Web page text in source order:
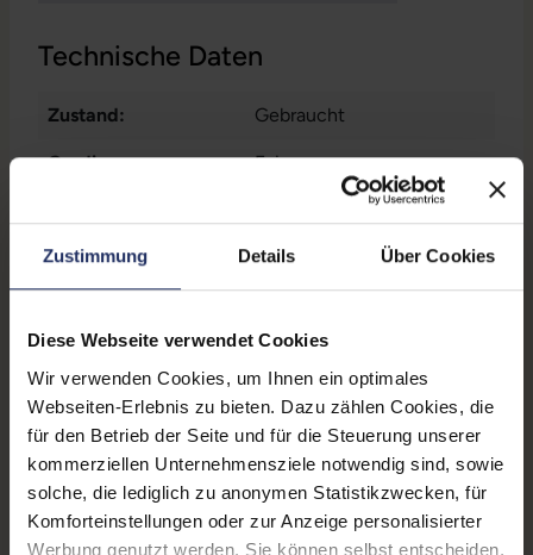
Zustimmung Details Über Cookies
Diese Webseite verwendet Cookies
Wir verwenden Cookies, um Ihnen ein optimales
Webseiten-Erlebnis zu bieten. Dazu zählen Cookies, die
für den Betrieb der Seite und für die Steuerung unserer
kommerziellen Unternehmensziele notwendig sind, sowie
solche, die lediglich zu anonymen Statistikzwecken, für
Komforteinstellungen oder zur Anzeige personalisierter
Werbung genutzt werden. Sie können selbst entscheiden,
Technische Daten
Zustand: Gebraucht
Grading: Fair
Displayauflösung: 2560 x 1600 WQXGA
Prozessor:
Intel Core i5 8279U @ 2,4
GHz
CPU Generation: 8
Prozessorkerne: 4
Datenspeicher: 512 GB SSD